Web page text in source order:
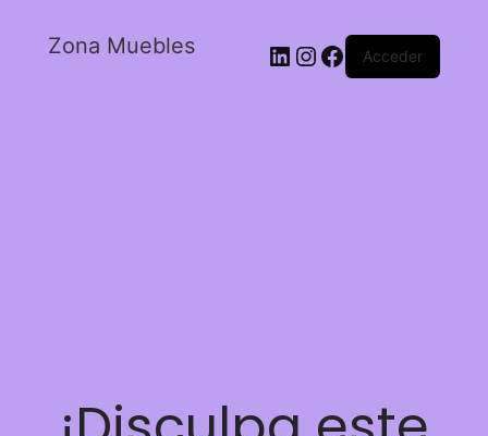
Zona Muebles Acceder